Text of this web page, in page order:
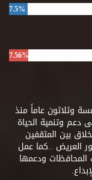
7.5%
7.56%
وثلاثون عاماً منذ
فى دعم وتنمية الحياة
بين المثقفين
العريض ..كما عمل
ودعمها